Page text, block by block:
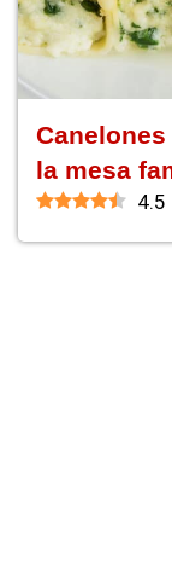
la mesa
4.5